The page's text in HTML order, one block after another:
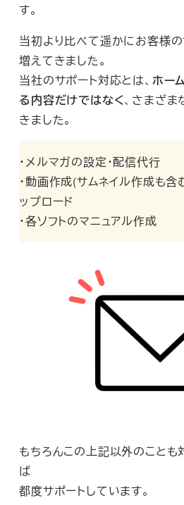
す。
当初より比べて遥かにお客様
増えてきました。
当社のサポート対応とは、 ホー
る内容だけではなく、さまざ
きました。
・メルマガの設定・配信代行
・動画作成(サムネイル作成も
ップロード
・各ソフトのマニュアル作成
もちろんこの上記以外のこと
ば
都度サポートしています。